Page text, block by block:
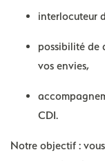
interlocuteur
possibilité de
vos envies,
CDI.
Notre objectif :